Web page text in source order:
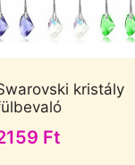
kristály
Ft